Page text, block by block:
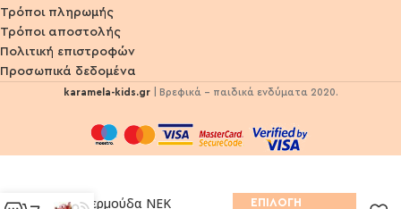
Τρόποι πληρωμής
Τρόποι αποστολής
Πολιτική επιστροφών
Προσωπικά δεδομένα
karamela-kids.gr | Βρεφικά - παιδικά ενδύματα 2020.
Σετ βερμούδα ΝΕΚ ΕΠΙΛΟΓΉ